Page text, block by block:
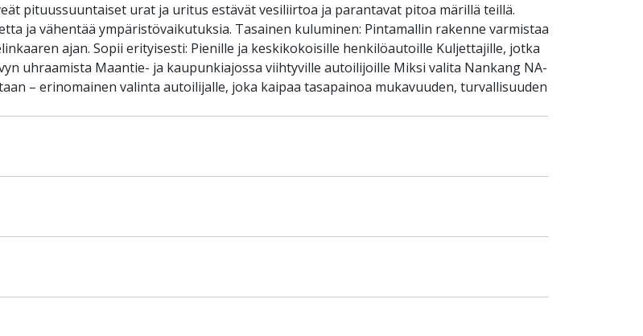
pituussuuntaiset urat ja uritus estävät vesiliirtoa ja parantavat pitoa märillä teillä.
ja vähentää ympäristövaikutuksia. Tasainen kuluminen: Pintamallin rakenne varmistaa
ajan. Sopii erityisesti: Pienille ja keskikokoisille henkilöautoille Kuljettajille, jotka
uhraamista Maantie- ja kaupunkiajossa viihtyville autoilijoille Miksi valita Nankang NA-
– erinomainen valinta autoilijalle, joka kaipaa tasapainoa mukavuuden, turvallisuuden